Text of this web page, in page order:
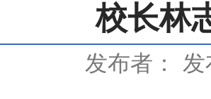
校长林
发布者： 发